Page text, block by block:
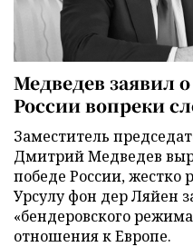
Медведев заявил
России вопреки
Заместитель
Дмитрий Медведев
победе России, жестко
Урсулу фон дер Ляйен
«бендеровского
отношения к Европе.